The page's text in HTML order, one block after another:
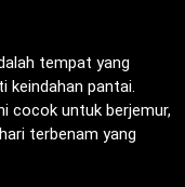
tempat yang
keindahan pantai.
cocok untuk berjemur,
terbenam yang